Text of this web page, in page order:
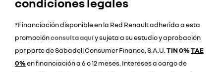
*Financiación disponible en la Red Renault adherida a esta
promociónconsulta aquíy sujeta a su estudio y aprobación
por parte de Sabadell Consumer Finance, S.A.U. TIN 0%TAE
0%en financiación a 6 o 12 meses. Intereses a cargo de